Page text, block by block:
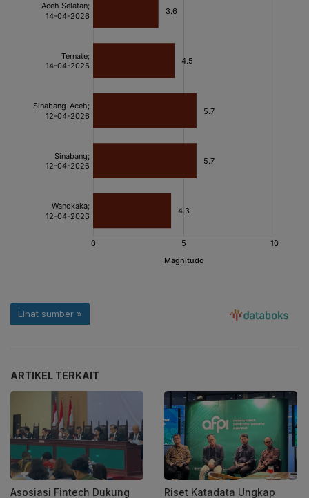
ARTIKEL TERKAIT
Asosiasi Fintech Dukung
Riset Katadata Ungkap